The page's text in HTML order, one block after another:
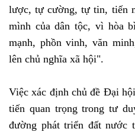
lược, tự cường, tự tin, tiến
mình của dân tộc, vì hòa
mạnh, phồn vinh, văn
lên chủ nghĩa xã hội".
Việc xác định chủ đề Đại
tiến quan trọng trong tư
đường phát triển đất nước